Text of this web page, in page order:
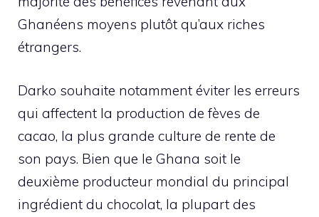
Ghanéens moyens plutôt qu’aux riches
étrangers.
Darko souhaite notamment éviter les erreurs
qui affectent la production de fèves de
cacao, la plus grande culture de rente de
son pays. Bien que le Ghana soit le
deuxième producteur mondial du principal
ingrédient du chocolat, la plupart des